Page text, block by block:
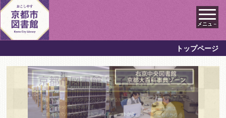
メニュ－
トップページ